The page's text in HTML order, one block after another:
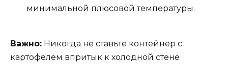
минимальной плюсовой температуры.
Важно: Никогда не ставьте контейнер с
картофелем впритык к холодной стене